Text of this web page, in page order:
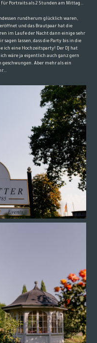
Portraits als 2 Stunden am Mittag…
rundherum glücklich waren,
und das Brautpaar hat die
im Laufe der Nacht dann einige sehr
sagen lassen, dass die Party bis in die
ich eine Hochzeitsparty! Der DJ hat
wäre ja eigentlich auch ganz gern
Aber mehr als ein